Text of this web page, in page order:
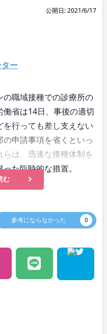
公開日: 2021/6/17
ー
職域接種での診療所の
省は14日、事後の適切
行っても差し支えない
申請事項を省くといっ
は、迅速な接種体制を
た臨時的な措置。
む
参考にならなかった 0